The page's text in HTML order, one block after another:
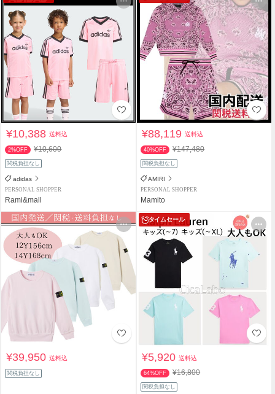
¥10,388送料込
2%OFF ¥10,600
関税負担なし
adidas
PERSONAL SHOPPER
Rami&mall
¥88,119送料込
40%OFF ¥147,480
関税負担なし
AMIRI
PERSONAL SHOPPER
Mamito
¥39,950送料込
関税負担なし
タイムセール
¥5,920送料込
64%OFF ¥16,800
関税負担なし